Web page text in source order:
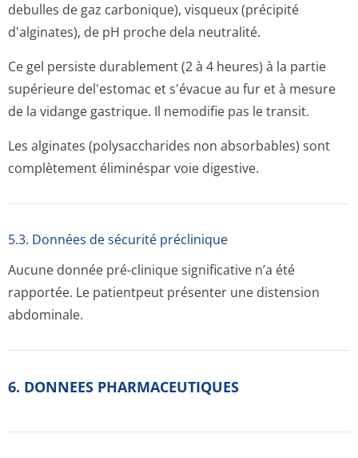
debulles de gaz carbonique), visqueux (précipité
d'alginates), de pH proche dela neutralité.
Ce gel persiste durablement (2 à 4 heures) à la partie
supérieure del'estomac et s'évacue au fur et à mesure
de la vidange gastrique. Il nemodifie pas le transit.
Les alginates (polysaccharides non absorbables) sont
complètement éliminéspar voie digestive.
5.3. Données de sécurité préclinique
Aucune donnée pré-clinique significative n’a été
rapportée. Le patientpeut présenter une distension
abdominale.
6. DONNEES PHARMACEUTIQUES